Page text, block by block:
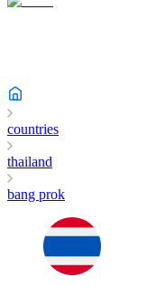
countries
thailand
bang prok